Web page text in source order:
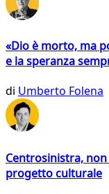
«Dio è morto, ma
e la speranza
di Umberto Folena
Centrosinistra,
progetto culturale